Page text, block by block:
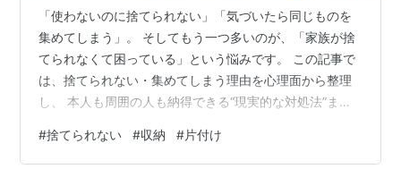
「使わないのに捨てられない」「気づいたら同じものを
集めてしまう」。 そしてもう一つ多いのが、「家族が捨
てられなくて困っている」という悩みです。 この記事で
は、捨てられない・集めてしまう理由を心理面から整理
し、 本人も周囲の人も納得できる“現実的な対処法”まで
出や感情が強く結びついている 2. いつか使うかもしれな
いという不安 3. 物を減らすより、増やすほうが気持ちが
#捨てられない #収納 #片付け